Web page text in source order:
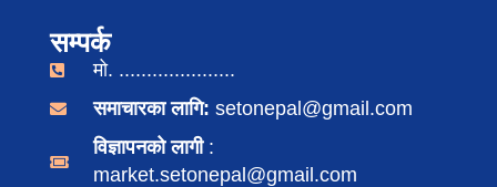
सम्पर्क
मो. .....................
समाचारका लागि: setonepal@gmail.com
विज्ञापनको लागी :
market.setonepal@gmail.com